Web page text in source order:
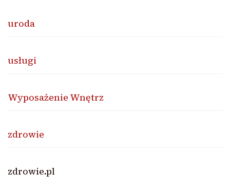
uroda
usługi
Wyposażenie Wnętrz
zdrowie
zdrowie.pl